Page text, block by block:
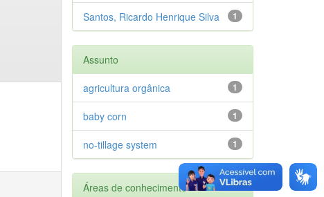
1
Santos, Ricardo Henrique Silva
Assunto
1
agricultura orgânica
1
baby corn
1
no-tillage system
Áreas de conhecimento